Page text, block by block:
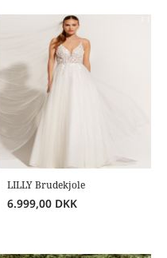
LILLY Brudekjole
6.999,00 DKK